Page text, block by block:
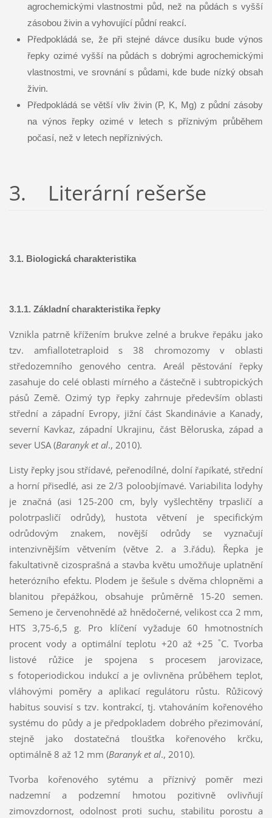
agrochemickými vlastnostmi půd, než na půdách s vyšší
zásobou živin a vyhovující půdní reakcí.
Předpokládá se, že při stejné dávce dusíku bude výnos
řepky ozimé vyšší na půdách s dobrými agrochemickými
vlastnostmi, ve srovnání s půdami, kde bude nízký obsah
živin.
Předpokládá se větší vliv živin (P, K, Mg) z půdní zásoby
na výnos řepky ozimé v letech s příznivým průběhem
počasí, než v letech nepříznivých.
3. Literární rešerše
3.1. Biologická charakteristika
3.1.1. Základní charakteristika řepky
Vznikla patrně křížením brukve zelné a brukve řepáku jako
tzv. amfiallotetraploid s 38 chromozomy v oblasti
středozemního genového centra. Areál pěstování řepky
zasahuje do celé oblasti mírného a částečně i subtropických
pásů Země. Ozimý typ řepky zahrnuje především oblasti
střední a západní Evropy, jižní část Skandinávie a Kanady,
severní Kavkaz, západní Ukrajinu, část Běloruska, západ a
sever USA (Baranyk et al., 2010).
Listy řepky jsou střídavé, peřenodílné, dolní řapíkaté, střední
a horní přisedlé, asi ze 2/3 poloobjímavé. Variabilita lodyhy
je značná (asi 125-200 cm, byly vyšlechtěny trpasličí a
polotrpasličí odrůdy), hustota větvení je specifickým
odrůdovým znakem, novější odrůdy se vyznačují
intenzivnějším větvením (větve 2. a 3.řádu). Řepka je
fakultativně cizosprašná a stavba květu umožňuje uplatnění
heterózního efektu. Plodem je šešule s dvěma chlopněmi a
blanitou přepážkou, obsahuje průměrně 15-20 semen.
Semeno je červenohnědé až hnědočerné, velikost cca 2 mm,
HTS 3,75-6,5 g. Pro klíčení vyžaduje 60 hmotnostních
procent vody a optimální teplotu +20 až +25 °C. Tvorba
listové růžice je spojena s procesem jarovizace,
s fotoperiodickou indukcí a je ovlivněna průběhem teplot,
vláhovými poměry a aplikací regulátoru růstu. Růžicový
habitus souvisí s tzv. kontrakcí, tj. vtahováním kořenového
systému do půdy a je předpokladem dobrého přezimování,
stejně jako dostatečná tloušťka kořenového krčku,
optimálně 8 až 12 mm (Baranyk et al., 2010).
Tvorba kořenového sytému a příznivý poměr mezi
nadzemní a podzemní hmotou pozitivně ovlivňují
zimovzdornost, odolnost proti suchu, stabilitu porostu a